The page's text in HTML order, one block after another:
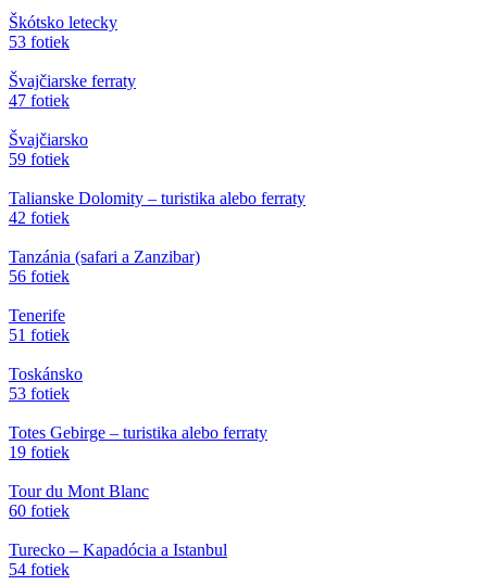
Škótsko letecky
53 fotiek
Švajčiarske ferraty
47 fotiek
Švajčiarsko
59 fotiek
Talianske Dolomity – turistika alebo ferraty
42 fotiek
Tanzánia (safari a Zanzibar)
56 fotiek
Tenerife
51 fotiek
Toskánsko
53 fotiek
Totes Gebirge – turistika alebo ferraty
19 fotiek
Tour du Mont Blanc
60 fotiek
Turecko – Kapadócia a Istanbul
54 fotiek